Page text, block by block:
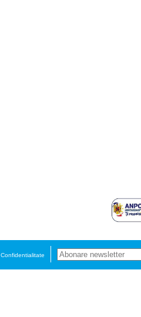
Confidentialitate